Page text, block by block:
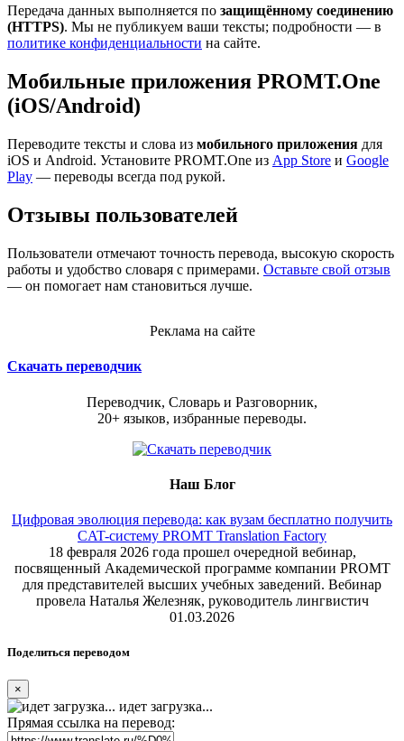
Передача данных выполняется по защищённому соединению
(HTTPS). Мы не публикуем ваши тексты; подробности — в
политике конфиденциальности на сайте.
Мобильные приложения PROMT.One
(iOS/Android)
Переводите тексты и слова из мобильного приложения для
iOS и Android. Установите PROMT.One из App Store и Google
Play — переводы всегда под рукой.
Отзывы пользователей
Пользователи отмечают точность перевода, высокую скорость
работы и удобство словаря с примерами. Оставьте свой отзыв
— он помогает нам становиться лучше.
Реклама на сайте
Скачать переводчик
Переводчик, Словарь и Разговорник,
20+ языков, избранные переводы.
Наш Блог
Цифровая эволюция перевода: как вузам бесплатно получить
CAT-систему PROMT Translation Factory
18 февраля 2026 года прошел очередной вебинар,
посвященный Академической программе компании PROMT
для представителей высших учебных заведений. Вебинар
провела Наталья Железняк, руководитель лингвистич
01.03.2026
Поделиться переводом
×
идет загрузка...
Прямая ссылка на перевод: